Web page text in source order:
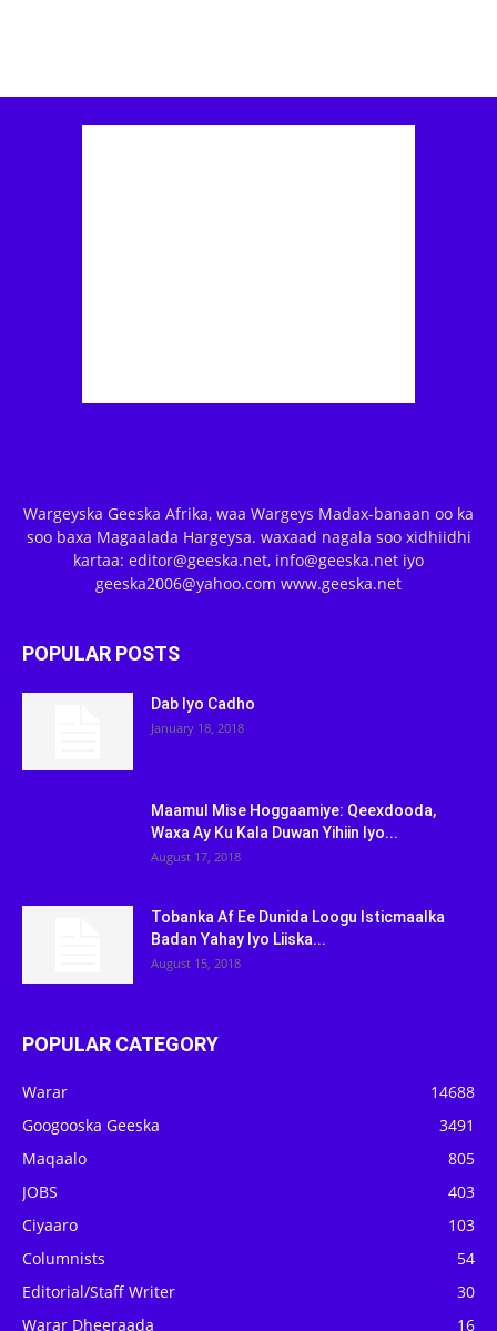
Wargeyska Geeska Afrika, waa Wargeys Madax-banaan oo ka
soo baxa Magaalada Hargeysa. waxaad nagala soo xidhiidhi
kartaa: editor@geeska.net, info@geeska.net iyo
geeska2006@yahoo.com www.geeska.net
POPULAR POSTS
Dab Iyo Cadho
January 18, 2018
Maamul Mise Hoggaamiye: Qeexdooda,
Waxa Ay Ku Kala Duwan Yihiin Iyo...
August 17, 2018
Tobanka Af Ee Dunida Loogu Isticmaalka
Badan Yahay Iyo Liiska...
August 15, 2018
POPULAR CATEGORY
Warar
14688
Googooska Geeska
3491
Maqaalo
805
JOBS
403
Ciyaaro
103
Columnists
54
Editorial/Staff Writer
30
Warar Dheeraada
16